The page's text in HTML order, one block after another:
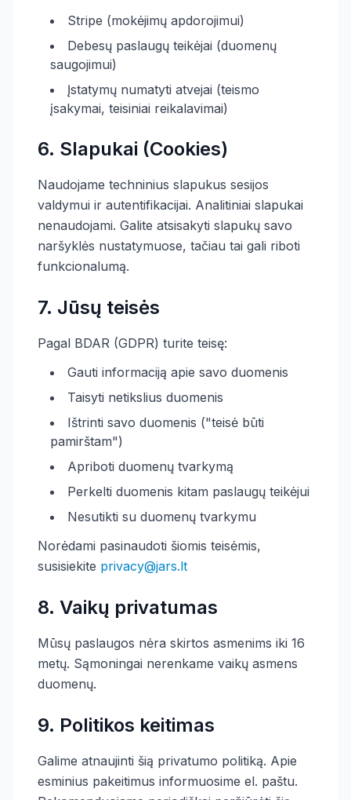
Stripe (mokėjimų apdorojimui)
Debesų paslaugų teikėjai (duomenų
saugojimui)
Įstatymų numatyti atvejai (teismo
įsakymai, teisiniai reikalavimai)
6. Slapukai (Cookies)
Naudojame techninius slapukus sesijos
valdymui ir autentifikacijai. Analitiniai slapukai
nenaudojami. Galite atsisakyti slapukų savo
naršyklės nustatymuose, tačiau tai gali riboti
funkcionalumą.
7. Jūsų teisės
Pagal BDAR (GDPR) turite teisę:
Gauti informaciją apie savo duomenis
Taisyti netikslius duomenis
Ištrinti savo duomenis ("teisė būti
pamirštam")
Apriboti duomenų tvarkymą
Perkelti duomenis kitam paslaugų teikėjui
Nesutikti su duomenų tvarkymu
Norėdami pasinaudoti šiomis teisėmis,
susisiekite privacy@jars.lt
8. Vaikų privatumas
Mūsų paslaugos nėra skirtos asmenims iki 16
metų. Sąmoningai nerenkame vaikų asmens
duomenų.
9. Politikos keitimas
Galime atnaujinti šią privatumo politiką. Apie
esminius pakeitimus informuosime el. paštu.